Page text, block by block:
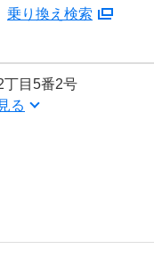
乗り換え検索
丁目5番2号
る